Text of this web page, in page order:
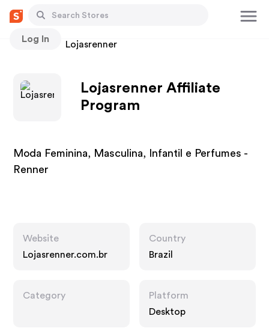
Log In
Stores Lojasrenner
Lojasrenner Affiliate
Program
Moda Feminina, Masculina, Infantil e Perfumes -
Renner
Website
Lojasrenner.com.br
Country
Brazil
Category
Platform
Desktop